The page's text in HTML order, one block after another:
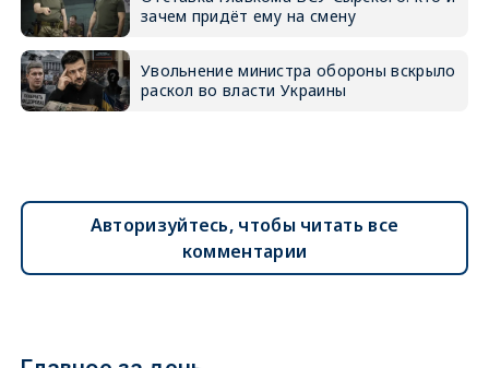
зачем придёт ему на смену
Увольнение министра обороны вскрыло
раскол во власти Украины
Авторизуйтесь, чтобы читать все
комментарии